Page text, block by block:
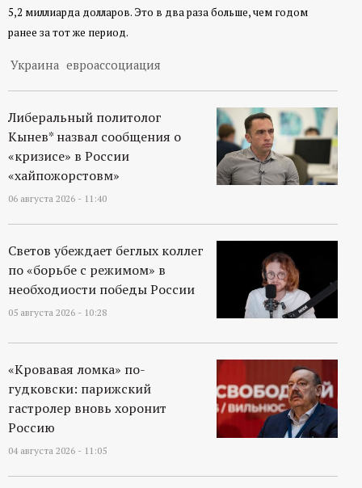
5,2 миллиарда долларов. Это в два раза больше, чем годом
ранее за тот же период.
Украина евроассоциация
Либеральный политолог
Кынев* назвал сообщения о
«кризисе» в России
«хайпожорстовм»
06 августа 2026 - 11:40
Светов убеждает беглых коллег
по «борьбе с режимом» в
необходиости победы России
05 августа 2026 - 10:28
«Кровавая ломка» по-
гудковски: парижский
гастролер вновь хоронит
Россию
04 августа 2026 - 11:05